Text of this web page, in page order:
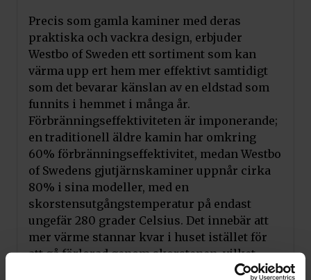
Precis som gamla kaminer med deras
praktiska och vackra design, erbjuder
Westbo of Sweden ett sortiment som kan
värma upp ert hem mer effektivt samtidigt
som det bevarar känslan av en eldstad som
funnits i hemmet i många år.
Förbränningseffektiviteten är imponerande;
en traditionell äldre kamin har omkring
60% förbränningseffektivitet, medan Westbo
of Swedens gjutjärnskaminer uppnår cirka
80% i sina modeller, med en
skorstensutgångstemperatur på endast
ungefär 280 grader Celsius. Det innebär att
mer värme stannar kvar i huset istället för
att gå förlorad genom skorstenen, vilket
resulterar i att ni använder cirka 20%